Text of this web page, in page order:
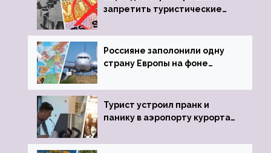
запретить туристические
Россияне заполонили одну
страну Европы на фоне
виз
Турист устроил пранк и
панику в аэропорту курорта,
задержке рейса